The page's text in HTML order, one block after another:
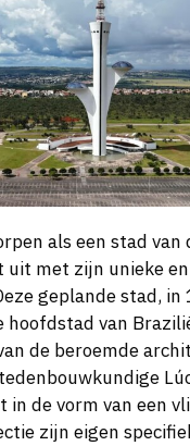
als een stad van
uit met zijn unieke
geplande stad, in
hoofdstad van
de beroemde
in de vorm van een
zijn eigen